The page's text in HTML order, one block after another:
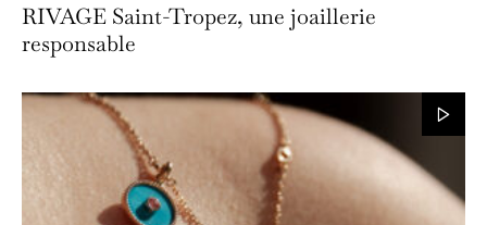
RIVAGE Saint-Tropez, une joaillerie
responsable